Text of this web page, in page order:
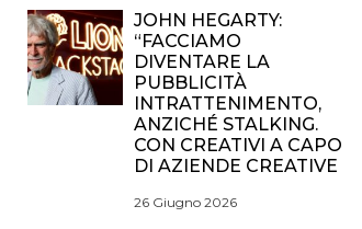
JOHN HEGARTY:
“FACCIAMO
DIVENTARE LA
PUBBLICITÀ
INTRATTENIMENTO,
ANZICHÉ STALKING.
CON CREATIVI A CAPO
DI AZIENDE CREATIVE
26 Giugno 2026